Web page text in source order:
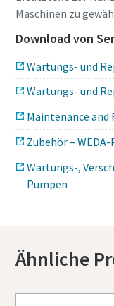
Maschinen zu
Download von
Wartungs- und
Wartungs- und
Maintenance and
Zubehör –
Wartungs-,
Pumpen
Ähnliche